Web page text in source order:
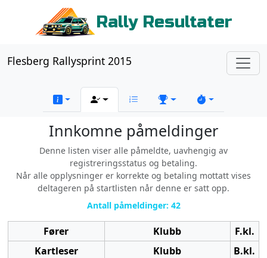
Rally Resultater
Flesberg Rallysprint 2015
Innkomne påmeldinger
Denne listen viser alle påmeldte, uavhengig av
registreringsstatus og betaling.
Når alle opplysninger er korrekte og betaling mottatt vises
deltageren på startlisten når denne er satt opp.
Antall påmeldinger: 42
Fører Klubb
F.kl.
Kartleser
Klubb
B.kl.